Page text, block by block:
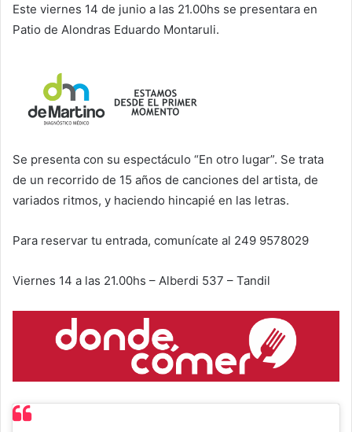
Este viernes 14 de junio a las 21.00hs se presentara en
Patio de Alondras Eduardo Montaruli.
Se presenta con su espectáculo “En otro lugar”. Se trata
de un recorrido de 15 años de canciones del artista, de
variados ritmos, y haciendo hincapié en las letras.
Para reservar tu entrada, comunícate al 249 9578029
Viernes 14 a las 21.00hs – Alberdi 537 – Tandil